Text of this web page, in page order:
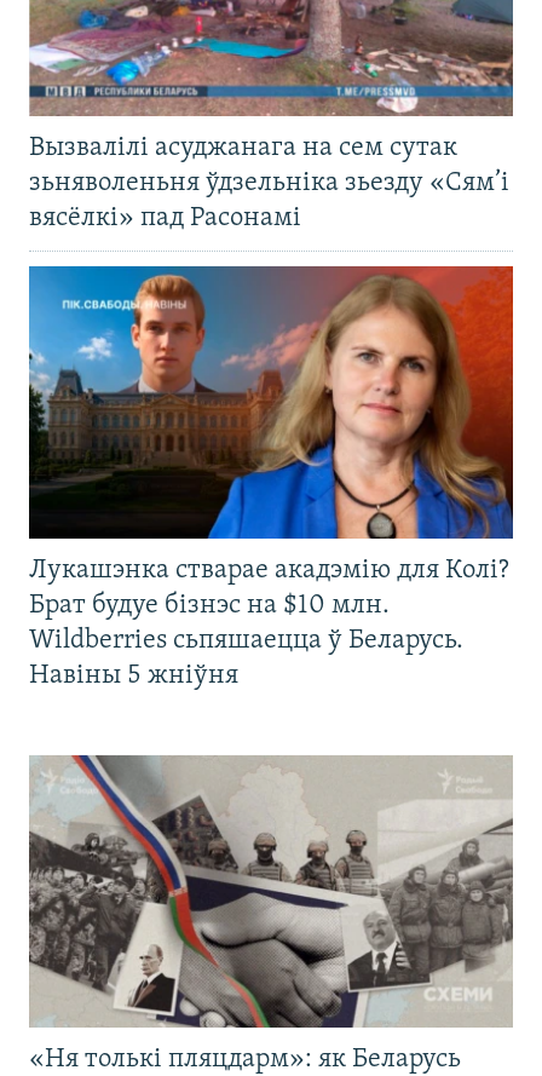
Вызвалілі асуджанага на сем сутак
зьняволеньня ўдзельніка зьезду «Сям’і
вясёлкі» пад Расонамі
Лукашэнка стварае акадэмію для Колі?
Брат будуе бізнэс на $10 млн.
Wildberries сьпяшаецца ў Беларусь.
Навіны 5 жніўня
«Ня толькі пляцдарм»: як Беларусь